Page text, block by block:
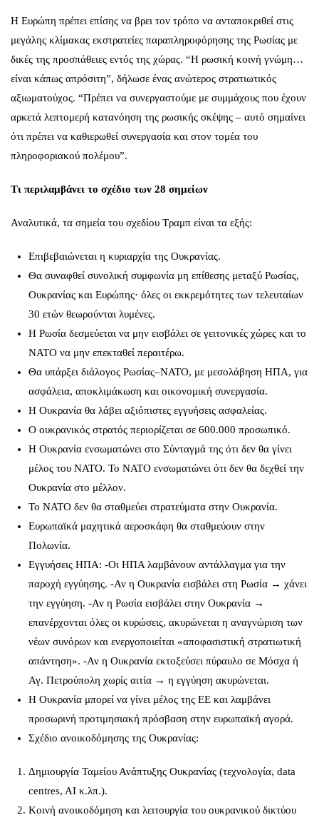
Η Ευρώπη πρέπει επίσης να βρει τον τρόπο να ανταποκριθεί στις
μεγάλης κλίμακας εκστρατείες παραπληροφόρησης της Ρωσίας με
δικές της προσπάθειες εντός της χώρας. “Η ρωσική κοινή γνώμη…
είναι κάπως απρόσιτη”, δήλωσε ένας ανώτερος στρατιωτικός
αξιωματούχος. “Πρέπει να συνεργαστούμε με συμμάχους που έχουν
αρκετά λεπτομερή κατανόηση της ρωσικής σκέψης – αυτό σημαίνει
ότι πρέπει να καθιερωθεί συνεργασία και στον τομέα του
πληροφοριακού πολέμου”.
Τι περιλαμβάνει το σχέδιο των 28 σημείων
Αναλυτικά, τα σημεία του σχεδίου Τραμπ είναι τα εξής:
Επιβεβαιώνεται η κυριαρχία της Ουκρανίας.
Θα συναφθεί συνολική συμφωνία μη επίθεσης μεταξύ Ρωσίας,
Ουκρανίας και Ευρώπης· όλες οι εκκρεμότητες των τελευταίων
30 ετών θεωρούνται λυμένες.
Η Ρωσία δεσμεύεται να μην εισβάλει σε γειτονικές χώρες και το
ΝΑΤΟ να μην επεκταθεί περαιτέρω.
Θα υπάρξει διάλογος Ρωσίας–ΝΑΤΟ, με μεσολάβηση ΗΠΑ, για
ασφάλεια, αποκλιμάκωση και οικονομική συνεργασία.
Η Ουκρανία θα λάβει αξιόπιστες εγγυήσεις ασφαλείας.
Ο ουκρανικός στρατός περιορίζεται σε 600.000 προσωπικό.
Η Ουκρανία ενσωματώνει στο Σύνταγμά της ότι δεν θα γίνει
μέλος του ΝΑΤΟ. Το ΝΑΤΟ ενσωματώνει ότι δεν θα δεχθεί την
Ουκρανία στο μέλλον.
Το ΝΑΤΟ δεν θα σταθμεύει στρατεύματα στην Ουκρανία.
Ευρωπαϊκά μαχητικά αεροσκάφη θα σταθμεύουν στην
Πολωνία.
Εγγυήσεις ΗΠΑ: -Οι ΗΠΑ λαμβάνουν αντάλλαγμα για την
παροχή εγγύησης. -Αν η Ουκρανία εισβάλει στη Ρωσία → χάνει
την εγγύηση. -Αν η Ρωσία εισβάλει στην Ουκρανία →
επανέρχονται όλες οι κυρώσεις, ακυρώνεται η αναγνώριση των
νέων συνόρων και ενεργοποιείται «αποφασιστική στρατιωτική
απάντηση». -Αν η Ουκρανία εκτοξεύσει πύραυλο σε Μόσχα ή
Αγ. Πετρούπολη χωρίς αιτία → η εγγύηση ακυρώνεται.
Η Ουκρανία μπορεί να γίνει μέλος της ΕΕ και λαμβάνει
προσωρινή προτιμησιακή πρόσβαση στην ευρωπαϊκή αγορά.
Σχέδιο ανοικοδόμησης της Ουκρανίας:
Δημιουργία Ταμείου Ανάπτυξης Ουκρανίας (τεχνολογία, data
centres, AI κ.λπ.).
Κοινή ανοικοδόμηση και λειτουργία του ουκρανικού δικτύου